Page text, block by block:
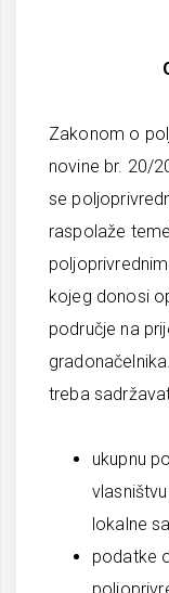
Zakonom o
novine br. 20/
se
raspolaže
kojeg donosi
područje na
treba
ukupnu
lokalne
podatke